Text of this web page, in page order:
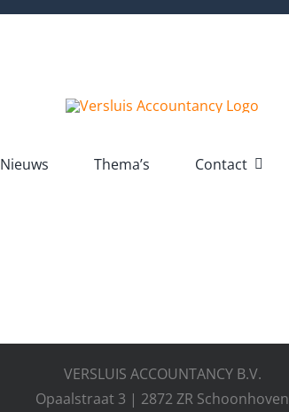
Nieuws Thema’s Contact
VERSLUIS ACCOUNTANCY B.V.
Opaalstraat 3 | 2872 ZR Schoonhoven